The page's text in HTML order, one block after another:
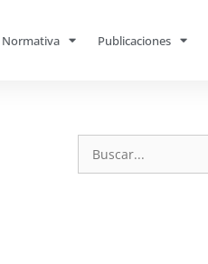
Normativa Publicaciones